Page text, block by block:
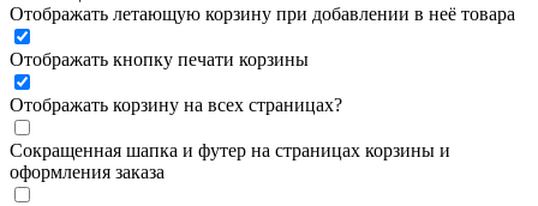
Отображать летающую корзину при добавлении в неё товара
Отображать кнопку печати корзины
Отображать корзину на всех страницах?
Сокращенная шапка и футер на страницах корзины и
оформления заказа